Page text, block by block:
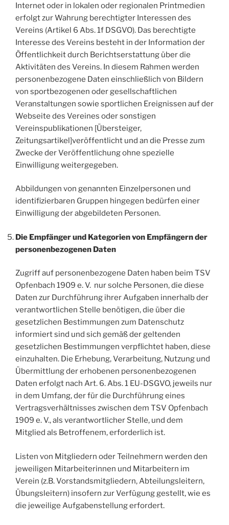
Internet oder in lokalen oder regionalen Printmedien
erfolgt zur Wahrung berechtigter Interessen des
Vereins (Artikel 6 Abs. 1f DSGVO). Das berechtigte
Interesse des Vereins besteht in der Information der
Öffentlichkeit durch Berichtserstattung über die
Aktivitäten des Vereins. In diesem Rahmen werden
personenbezogene Daten einschließlich von Bildern
von sportbezogenen oder gesellschaftlichen
Veranstaltungen sowie sportlichen Ereignissen auf der
Webseite des Vereines oder sonstigen
Vereinspublikationen [Übersteiger,
Zeitungsartikel]veröffentlicht und an die Presse zum
Zwecke der Veröffentlichung ohne spezielle
Einwilligung weitergegeben.
Abbildungen von genannten Einzelpersonen und
identifizierbaren Gruppen hingegen bedürfen einer
Einwilligung der abgebildeten Personen.
Die Empfänger und Kategorien von Empfängern der
personenbezogenen Daten
Zugriff auf personenbezogene Daten haben beim TSV
Opfenbach 1909 e. V. nur solche Personen, die diese
Daten zur Durchführung ihrer Aufgaben innerhalb der
verantwortlichen Stelle benötigen, die über die
gesetzlichen Bestimmungen zum Datenschutz
informiert sind und sich gemäß der geltenden
gesetzlichen Bestimmungen verpflichtet haben, diese
einzuhalten. Die Erhebung, Verarbeitung, Nutzung und
Übermittlung der erhobenen personenbezogenen
Daten erfolgt nach Art. 6. Abs. 1 EU-DSGVO, jeweils nur
in dem Umfang, der für die Durchführung eines
Vertragsverhältnisses zwischen dem TSV Opfenbach
1909 e. V., als verantwortlicher Stelle, und dem
Mitglied als Betroffenem, erforderlich ist.
Listen von Mitgliedern oder Teilnehmern werden den
jeweiligen Mitarbeiterinnen und Mitarbeitern im
Verein (z.B. Vorstandsmitgliedern, Abteilungsleitern,
Übungsleitern) insofern zur Verfügung gestellt, wie es
die jeweilige Aufgabenstellung erfordert.